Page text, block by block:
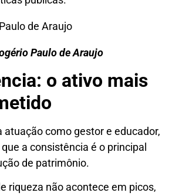
Paulo de Araujo
o ativo mais
atuação como gestor e educador,
a consistência é o principal
de patrimônio.
riqueza não acontece em picos,